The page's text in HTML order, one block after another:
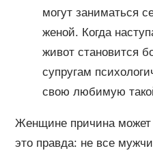
могут заниматься
женой. Когда
живот становится
супругам
свою любимую
Женщине причина может
это правда: не все